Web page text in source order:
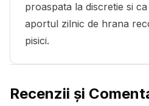
proaspata la discretie si
aportul zilnic de hrana
pisici.
Recenzii și